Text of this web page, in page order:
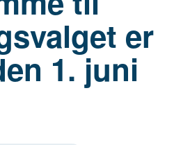
er
1. juni